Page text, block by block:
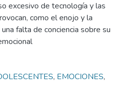
excesivo de tecnología y las
como el enojo y la
falta de conciencia sobre su
, EMOCIONES,